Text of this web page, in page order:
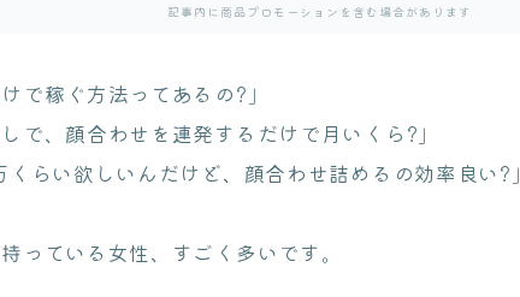
記事内に商品プロモーションを含む場合があります
で稼ぐ方法ってあるの?」
しで、顔合わせを連発するだけで月いくら?」
くらい欲しいんだけど、顔合わせ詰めるの効率良い?」
っている女性、すごく多いです。